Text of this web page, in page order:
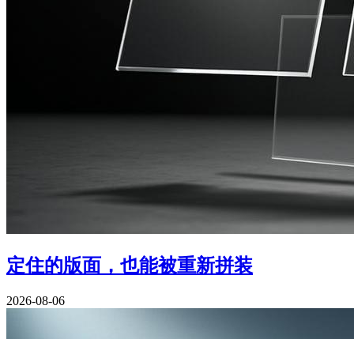
定住的版面，也能被重新拼装
2026-08-06